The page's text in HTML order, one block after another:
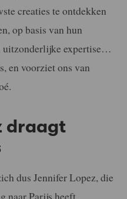
creaties te ontdekken
op basis van hun
uitzonderlijke expertise…
en voorziet ons van
draagt
dus Jennifer Lopez, die
naar Parijs heeft